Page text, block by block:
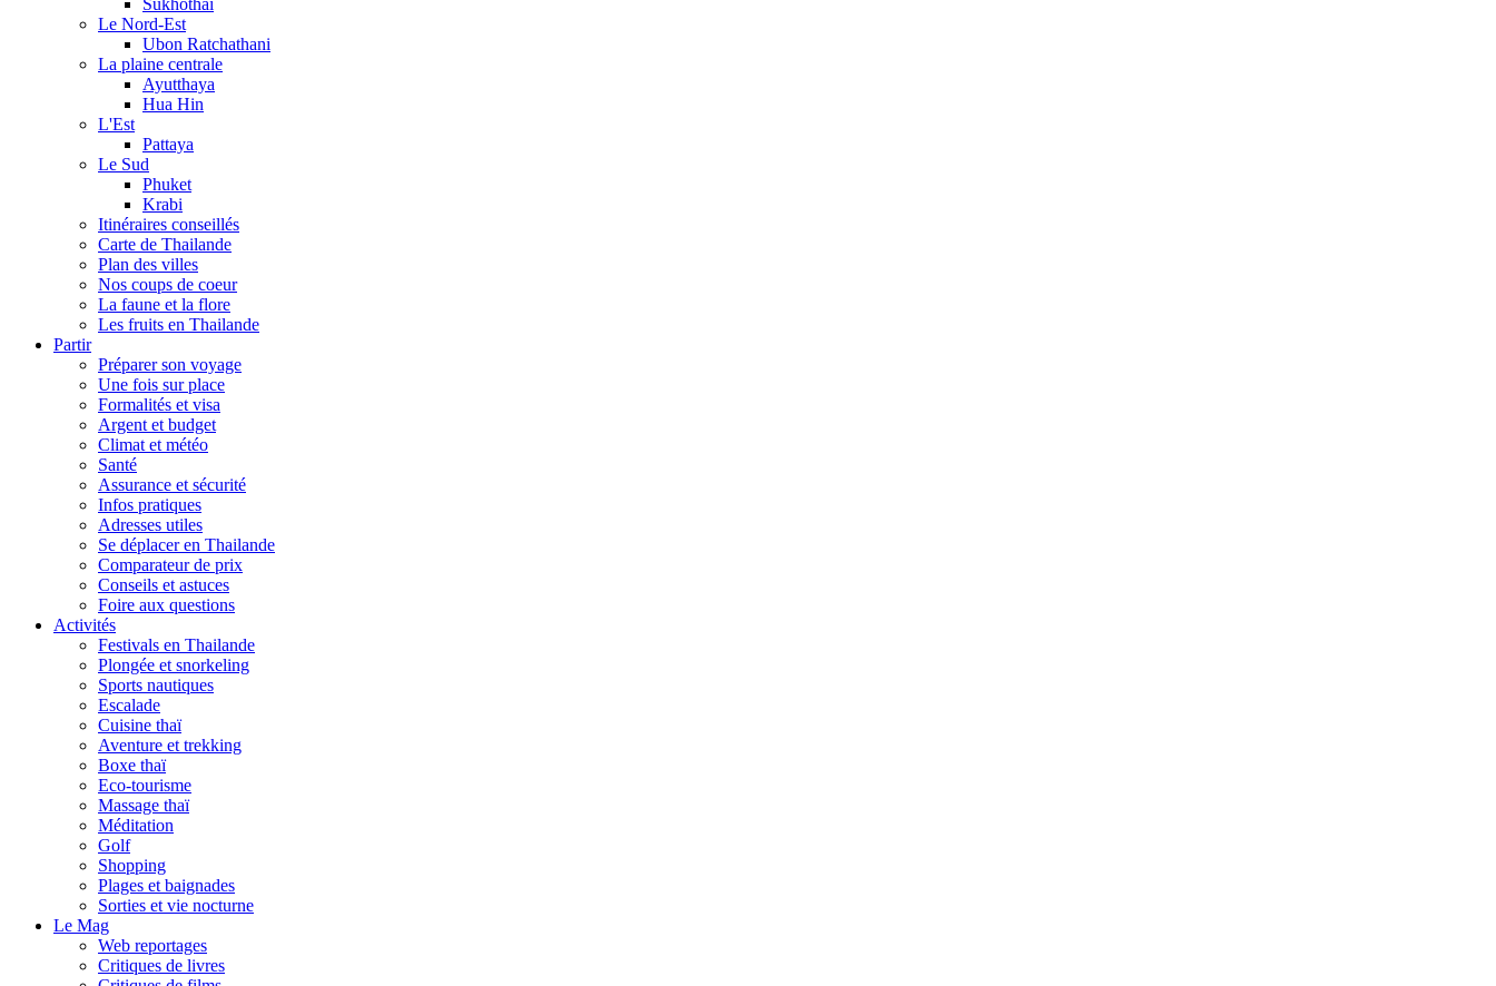
Le Nord-Est
Ubon Ratchathani
La plaine centrale
Ayutthaya
Hua Hin
L'Est
Pattaya
Le Sud
Phuket
Krabi
Itinéraires conseillés
Carte de Thailande
Plan des villes
Nos coups de coeur
La faune et la flore
Les fruits en Thailande
Partir
Préparer son voyage
Une fois sur place
Formalités et visa
Argent et budget
Climat et météo
Santé
Assurance et sécurité
Infos pratiques
Adresses utiles
Se déplacer en Thailande
Comparateur de prix
Conseils et astuces
Foire aux questions
Activités
Festivals en Thailande
Plongée et snorkeling
Sports nautiques
Escalade
Cuisine thaï
Aventure et trekking
Boxe thaï
Eco-tourisme
Massage thaï
Méditation
Golf
Shopping
Plages et baignades
Sorties et vie nocturne
Le Mag
Web reportages
Critiques de livres